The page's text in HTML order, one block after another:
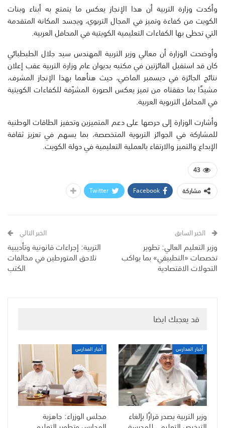
وأكدت وزارة التربية أن هذا الإنجاز يعكس ما يتمتع به أبناء وبنات
الكويت من كفاءة وتميز في المجال التربوي، ويجسد المكانة المتقدمة
التي تحظى بها الكفاءات التعليمية الكويتية في المحافل العربية.
وأوضحت الوزارة أن معالي وزير التربية المهندس سيد جلال الطبطبائي
كان قد استقبل الفائزتين في مكتبه بديوان عام وزارة التربية عقب إعلان
نتائج الجائزة في ديسمبر الماضي، حيث هنأهما بهذا الإنجاز المشرف،
مشيدًا بما حققتاه من تميز يعكس الصورة المشرّفة للكفاءات الكويتية
في المحافل التربوية العربية.
وأشارت الوزارة إلى حرصها على دعم المتميزين وتحفيز الطاقات الوطنية
للمشاركة في الجوائز التربوية المتخصصة، بما يسهم في تعزيز ثقافة
الإبداع والتميز والارتقاء بالعملية التعليمية في دولة الكويت.
43
مشاركة
Facebook
Twitter
الخبر السابق
وزير التعليم العالي: تطوير
تخصصات «التطبيقي» بما يواكب
التحولات الاقتصادية
الخبر التالي
التربية: إجراءات قانونية وتأديبية
تلاحق المتورطين في مخالفات
الكتب
قد يعجبك ايضا
أخبار المدارس
وزير التربية يصدر قرارًا بإلغاء
أخبار المدارس
مجلس الوزراء: جاهزية